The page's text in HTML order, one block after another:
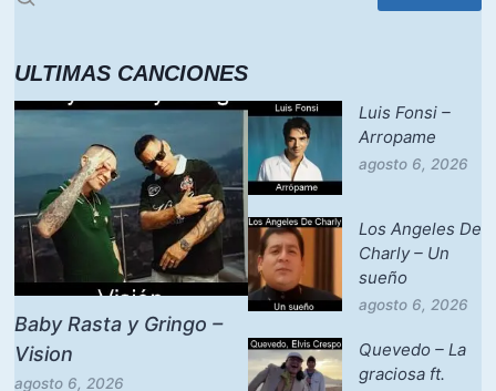
ULTIMAS CANCIONES
Baby Rasta y Gringo –
Vision
agosto 6, 2026
Luis Fonsi –
Arropame
agosto 6, 2026
Los Angeles De
Charly – Un
sueño
agosto 6, 2026
Quevedo – La
graciosa ft.